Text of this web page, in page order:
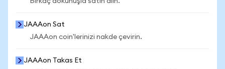
JAAAon Sat
JAAAon coin'lerinizi nakde çevirin.
JAAAon Takas Et